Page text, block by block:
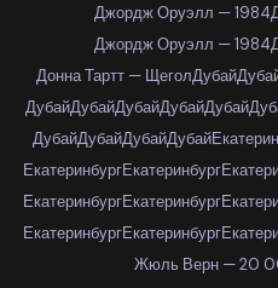
Джордж Оруэлл — 1984
Джордж Оруэлл — 1984
Донна Тартт — ЩеголДубай
ДубайДубайДубайДубайДубай
ДубайДубайДубайДубай
ЕкатеринбургЕкатеринбург
ЕкатеринбургЕкатеринбург
ЕкатеринбургЕкатеринбург
Жюль Верн — 20